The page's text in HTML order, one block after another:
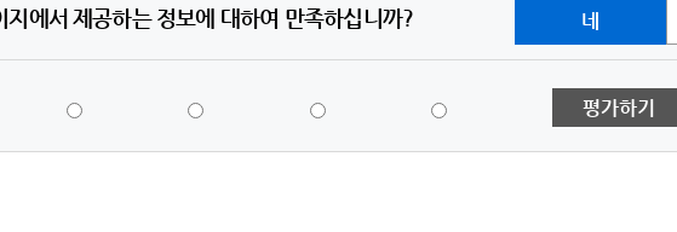
지에서 제공하는 정보에 대하여 만족하십니까? 네
평가하기